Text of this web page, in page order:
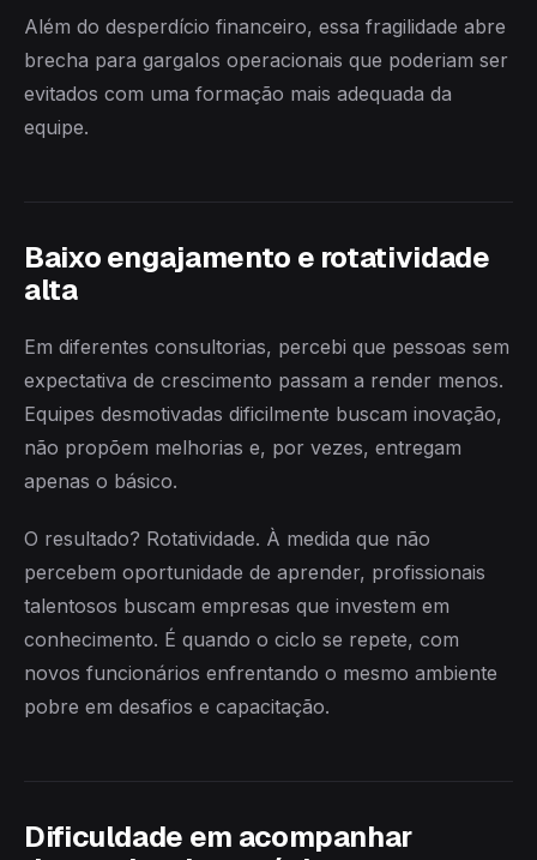
Além do desperdício financeiro, essa fragilidade abre
brecha para gargalos operacionais que poderiam ser
evitados com uma formação mais adequada da
equipe.
Baixo engajamento e rotatividade
alta
Em diferentes consultorias, percebi que pessoas sem
expectativa de crescimento passam a render menos.
Equipes desmotivadas dificilmente buscam inovação,
não propõem melhorias e, por vezes, entregam
apenas o básico.
O resultado? Rotatividade. À medida que não
percebem oportunidade de aprender, profissionais
talentosos buscam empresas que investem em
conhecimento. É quando o ciclo se repete, com
novos funcionários enfrentando o mesmo ambiente
pobre em desafios e capacitação.
Dificuldade em acompanhar